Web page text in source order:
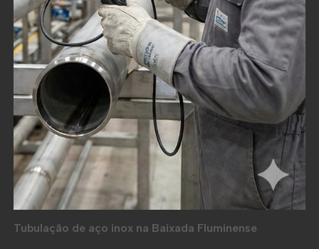
Tubulação de aço inox na Baixada Fluminense